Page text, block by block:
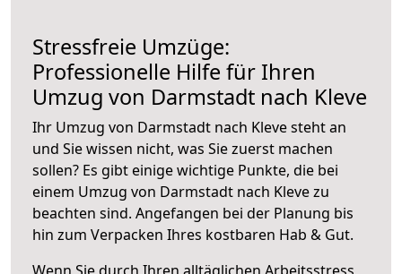
Stressfreie Umzüge:
Professionelle Hilfe für Ihren
Umzug von Darmstadt nach Kleve
Ihr Umzug von Darmstadt nach Kleve steht an
und Sie wissen nicht, was Sie zuerst machen
sollen? Es gibt einige wichtige Punkte, die bei
einem Umzug von Darmstadt nach Kleve zu
beachten sind. Angefangen bei der Planung bis
hin zum Verpacken Ihres kostbaren Hab & Gut.